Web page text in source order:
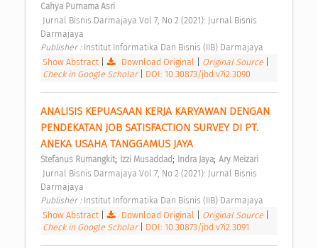
Cahya Purnama Asri
Darmajaya
Publisher : Institut Informatika Dan Bisnis (IIB) Darmajaya
Show Abstract| Download Original Original Source
Check in Google Scholar
DOI: 10.30873/jbd.v7i2.3090
ANALISIS KEPUASAAN KERJA KARYAWAN DENGAN
PENDEKATAN JOB SATISFACTION SURVEY DI PT.
ANEKA USAHA TANGGAMUS JAYA
Stefanus Rumangkit; Izzi Musaddad; Indra Jaya; Ary Meizari
Darmajaya
Publisher : Institut Informatika Dan Bisnis (IIB) Darmajaya
Show Abstract| Download Original Original Source
Check in Google Scholar
DOI: 10.30873/jbd.v7i2.3091